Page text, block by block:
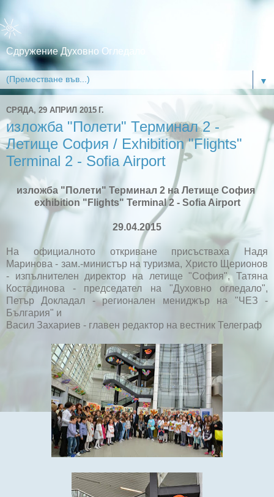
Сдружение Духовно Огледало
▼
СРЯДА, 29 АПРИЛ 2015 Г.
изложба "Полети" Терминал 2 -
Летище София / Exhibition "Flights"
Terminal 2 - Sofia Airport
изложба "Полети" Терминал 2 на Летище София
exhibition "Flights" Terminal 2 - Sofia Airport
29.04.2015
На официалното откриване присъстваха Надя
Маринова - зам.-министър на туризма, Христо Щерионов
- изпълнителен директор на летище "София", Татяна
Костадинова - председател на "Духовно огледало",
Петър Докладал - регионален мениджър на "ЧЕЗ -
България" и
Васил Захариев - главен редактор на вестник Телеграф